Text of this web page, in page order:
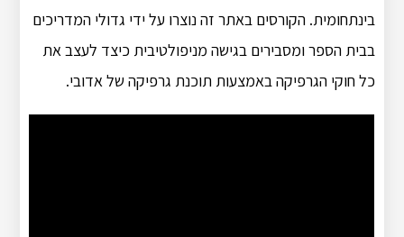
בינתחומית. הקורסים באתר זה נוצרו על ידי גדולי המדריכים
בבית הספר ומסבירים בגישה מניפולטיבית כיצד לעצב את
כל חוקי הגרפיקה באמצעות תוכנת גרפיקה של אדובי.